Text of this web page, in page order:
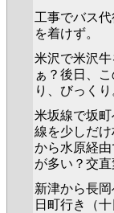
工事でバス
を着けず。
米沢で米沢
ぁ？後日、
り、びっくり
米坂線で坂
線を少しだ
から水原経
が多い？交直
新津から長
日町行き（